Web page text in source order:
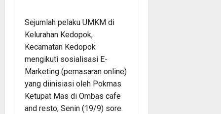
Sejumlah pelaku UMKM di
Kelurahan Kedopok,
Kecamatan Kedopok
mengikuti sosialisasi E-
Marketing (pemasaran online)
yang diinisiasi oleh Pokmas
Ketupat Mas di Ombas cafe
and resto, Senin (19/9) sore.